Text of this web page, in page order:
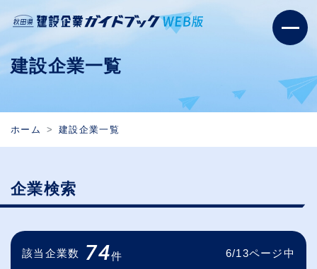
建設企業一覧
ホーム 建設企業一覧
企業検索
該当企業数 74件 6/13ページ中